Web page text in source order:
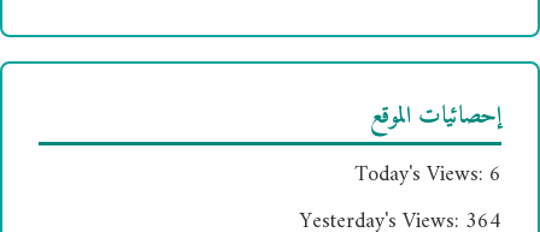
إحصائيات الموقع
Today's Views: 6
Yesterday's Views: 364